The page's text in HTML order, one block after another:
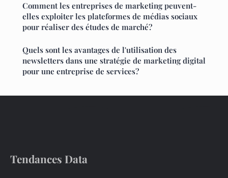
Comment les entreprises de marketing peuvent-
elles exploiter les plateformes de médias sociaux
pour réaliser des études de marché?
Quels sont les avantages de l'utilisation des
newsletters dans une stratégie de marketing digital
pour une entreprise de services?
Tendances Data